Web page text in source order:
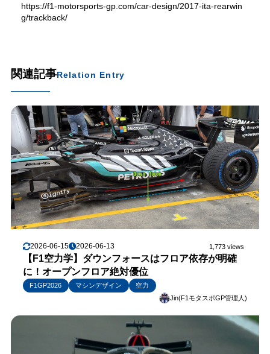
https://f1-motorsports-gp.com/car-design/2017-ita-rearwin
g/trackback/
関連記事Relation Entry
2026-06-15 2026-06-13 1,773 views
【F1空力学】ダウンフォースはフロア依存が明確
に！オープンフロア絶対優位
F1GP2026 マシンデザイン
空力
Jin(F1モタスポGP管理人)